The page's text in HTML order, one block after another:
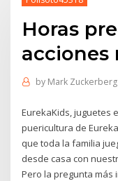
Horas
acciones
by Mark Zuckerberg
EurekaKids, juguetes
puericultura de
que toda la familia
desde casa con
Pero la pregunta más